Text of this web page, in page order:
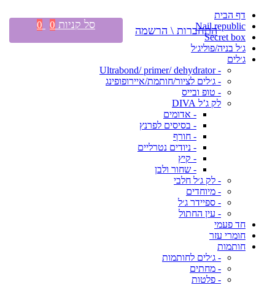
דף הבית
Nail republic
Secret box
ג׳ל בניה/פוליג׳ל
ג׳לים
- Ultrabond/ primer/ dehydrator
- ג׳לים לציור/חותמת/איירופופינג
- טופ ובייס
לק ג’ל DIVA
- אדומים
- בסיסים לפרנץ
- חורף
- ניודים נטרליים
- קיץ
- שחור ולבן
- לק ג׳ל חלבי
- מיוחדים
- ספיידר ג׳ל
- עין החתול
חד פעמי
חומרי עזר
חותמות
- ג׳לים לחותמות
- מחתים
- פלטות
התחברות \ הרשמה סל קניות 0
0